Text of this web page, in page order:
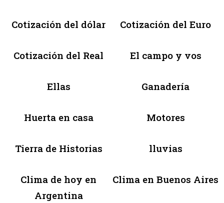
Cotización del dólar Cotización del Euro
Cotización del Real El campo y vos
Ellas Ganadería
Huerta en casa Motores
Tierra de Historias lluvias
Clima de hoy en
Argentina
Clima en Buenos Aires